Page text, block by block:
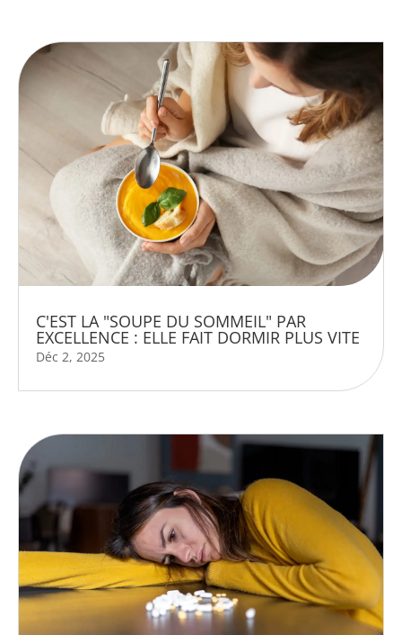
C'EST LA "SOUPE DU SOMMEIL" PAR
EXCELLENCE : ELLE FAIT DORMIR PLUS VITE
Déc 2, 2025